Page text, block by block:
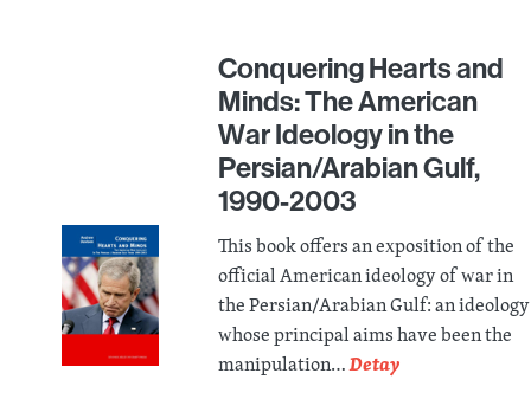
Conquering Hearts and
Minds: The American
War Ideology in the
Persian/Arabian Gulf,
1990-2003
This book offers an exposition of the
official American ideology of war in
the Persian/Arabian Gulf: an ideology
whose principal aims have been the
manipulation…Detay